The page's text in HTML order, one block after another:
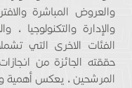
والعروض المباشرة
والإدارة والتكنولوجيا
الفئات الاخرى التي
حققته الجائزة من
المرشحين ، يعكس أهمية